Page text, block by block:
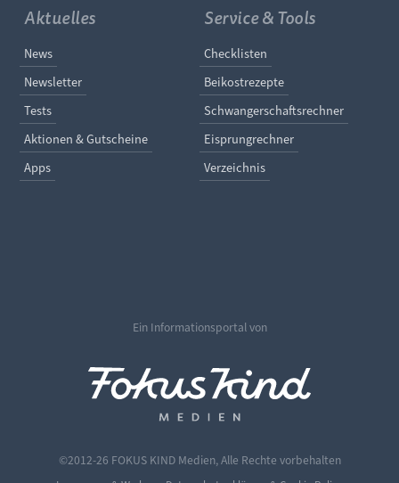
Aktuelles
Navigation überspringen
News
Newsletter
Tests
Aktionen & Gutscheine
Apps
Service & Tools
Navigation
Checklisten
Beikostrezepte
Schwangerschaftsrechner
Eisprungrechner
Verzeichnis
Ein Informationsportal von
©2012-26 FOKUS KIND Medien, Alle Rechte vorbehalten